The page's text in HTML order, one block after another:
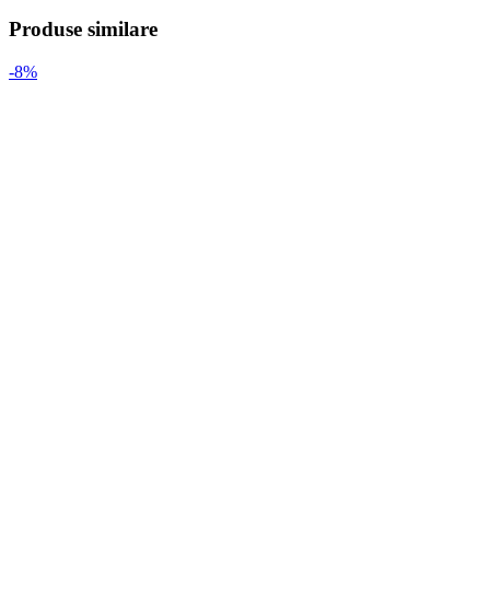
Produse similare
-8%